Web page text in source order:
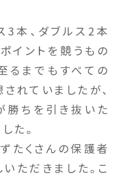
3本、ダブルス2本
イントを競うもの
るまでもすべての
れていましたが、
勝ちを引き抜いた
た。
たくさんの保護者
ただきました。こ